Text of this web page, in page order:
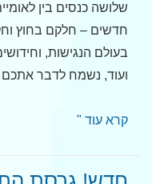
שלושה כנסים בין
חדשים – חלקם בחוץ
בעולם הנגישות,
ועוד, נשמח לדבר אתכם
קרא עוד "